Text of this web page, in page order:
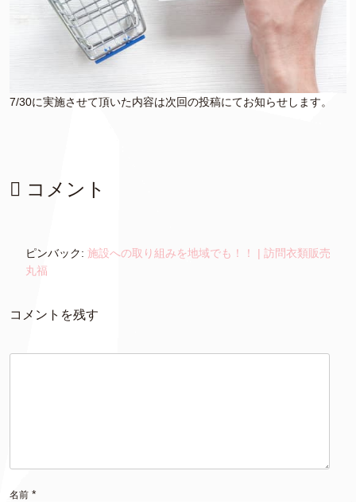
7/30に実施させて頂いた内容は次回の投稿にてお知らせします。
コメント
ピンバック: 施設への取り組みを地域でも！！ | 訪問衣類販売
丸福
コメントを残す
名前 *